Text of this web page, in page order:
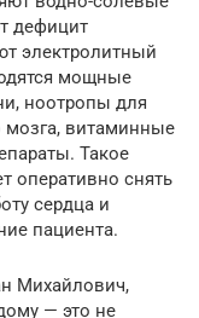
дефицит
электролитный
мощные
ноотропы для
мозга, витаминные
Такое
оперативно снять
сердца и
пациента.
Михайлович,
— это не